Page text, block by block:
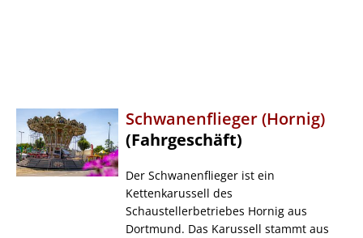
Schwanenflieger (Hornig)
(Fahrgeschäft)
Der Schwanenflieger ist ein
Kettenkarussell des
Schaustellerbetriebes Hornig aus
Dortmund. Das Karussell stammt aus